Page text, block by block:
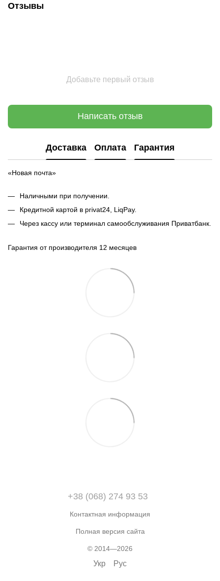
Отзывы
Добавьте первый отзыв
Написать отзыв
Доставка Оплата Гарантия
«Новая почта»
Наличными при получении.
Кредитной картой в privat24, LiqPay.
Через кассу или терминал самообслуживания Приватбанк.
Гарантия от производителя 12 месяцев
+38 (068) 274 93 53
Контактная информация
Полная версия сайта
© 2014—2026
Укр Рус